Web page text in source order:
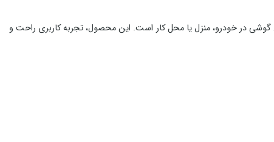
گوشی در خودرو، منزل یا محل کار است. این محصول، تجربه کاربری راحت و